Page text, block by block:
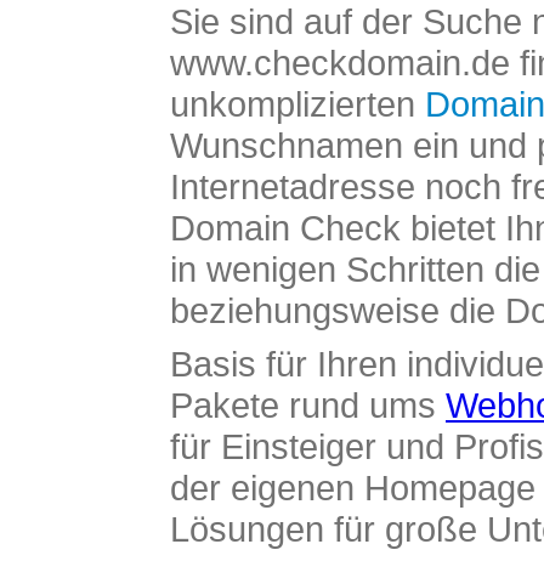
Sie sind auf der Suche
www.checkdomain.de
unkomplizierten
Wunschnamen ein und
Internetadresse noch
Domain Check bietet
in wenigen Schritten
beziehungsweise die
Basis für Ihren
Pakete rund ums
für Einsteiger und
der eigenen
Lösungen für große